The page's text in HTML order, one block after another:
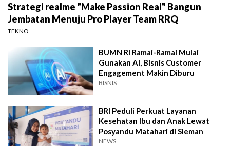
Strategi realme "Make Passion Real" Bangun
Jembatan Menuju Pro Player Team RRQ
TEKNO
BUMN RI Ramai-Ramai Mulai
Gunakan AI, Bisnis Customer
Engagement Makin Diburu
BISNIS
BRI Peduli Perkuat Layanan
Kesehatan Ibu dan Anak Lewat
Posyandu Matahari di Sleman
NEWS